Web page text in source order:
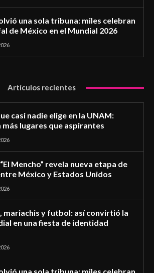
una sola tribuna: miles celebran
de México en el Mundial 2026
Artículos recientes
casi nadie elige en la UNAM:
más lugares que aspirantes
Mencho” revela nueva etapa de
México y Estados Unidos
mariachis y futbol: así convirtió la
en una fiesta de identidad